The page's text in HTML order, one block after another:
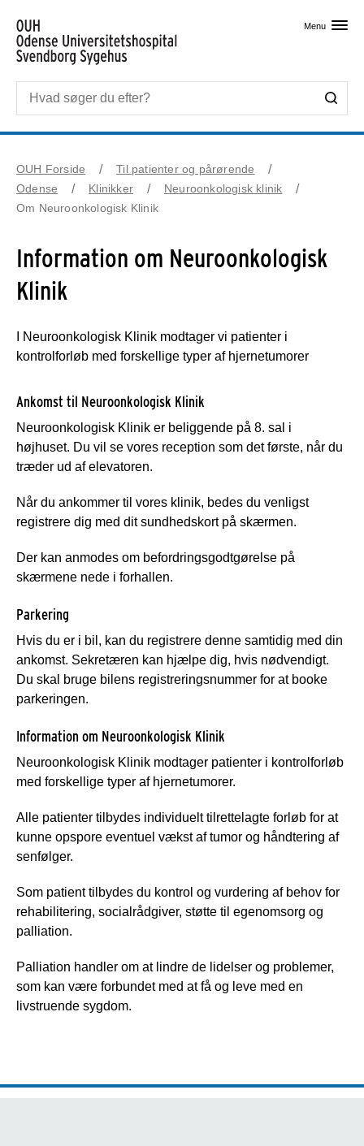
Menu
OUH Forside
Til patienter og pårørende
Odense
Klinikker
Neuroonkologisk klinik
Om Neuroonkologisk Klinik
Information om Neuroonkologisk
Klinik
I Neuroonkologisk Klinik modtager vi patienter i
kontrolforløb med forskellige typer af hjernetumorer
Ankomst til Neuroonkologisk Klinik
Neuroonkologisk Klinik er beliggende på 8. sal i
højhuset. Du vil se vores reception som det første, når du
træder ud af elevatoren.
Når du ankommer til vores klinik, bedes du venligst
registrere dig med dit sundhedskort på skærmen.
Der kan anmodes om befordringsgodtgørelse på
skærmene nede i forhallen.
Parkering
Hvis du er i bil, kan du registrere denne samtidig med din
ankomst. Sekretæren kan hjælpe dig, hvis nødvendigt.
Du skal bruge bilens registreringsnummer for at booke
parkeringen.
Information om Neuroonkologisk Klinik
Neuroonkologisk Klinik modtager patienter i kontrolforløb
med forskellige typer af hjernetumorer.
Alle patienter tilbydes individuelt tilrettelagte forløb for at
kunne opspore eventuel vækst af tumor og håndtering af
senfølger.
Som patient tilbydes du kontrol og vurdering af behov for
rehabilitering, socialrådgiver, støtte til egenomsorg og
palliation.
Palliation handler om at lindre de lidelser og problemer,
som kan være forbundet med at få og leve med en
livstruende sygdom.